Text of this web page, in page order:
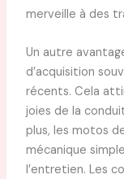
merveille à des
Un autre
d’acquisition
récents. Cela
joies de la
plus, les motos
mécanique
l’entretien. Les